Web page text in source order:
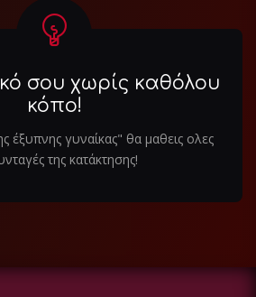
σου χωρίς καθόλου
κόπο!
έξυπνης γυναίκας" θα μαθεις ολες
της κατάκτησης!